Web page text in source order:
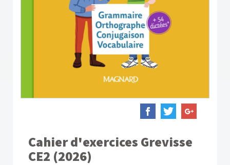
Cahier d'exercices Grevisse
CE2 (2026)